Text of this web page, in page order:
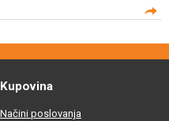
Kupovina
Načini poslovanja